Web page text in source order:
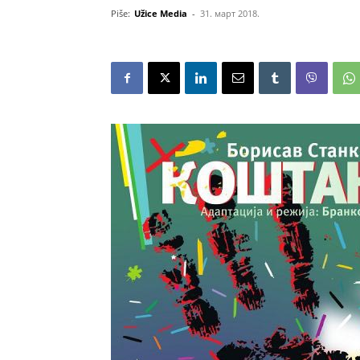
Piše: Užice Media - 31. март 2018.